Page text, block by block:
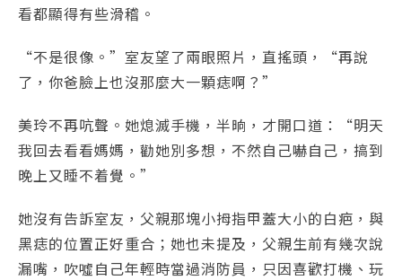
看都顯得有些滑稽。
“不是很像。”室友望了兩眼照片，直搖頭，“再說
了，你爸臉上也沒那麼大一顆痣啊？”
美玲不再吭聲。她熄滅手機，半晌，才開口道：“明天
我回去看看媽媽，勸她別多想，不然自己嚇自己，搞到
晚上又睡不着覺。”
她沒有告訴室友，父親那塊小拇指甲蓋大小的白疤，與
黑痣的位置正好重合；她也未提及，父親生前有幾次說
漏嘴，吹噓自己年輕時當過消防員，只因喜歡打機、玩